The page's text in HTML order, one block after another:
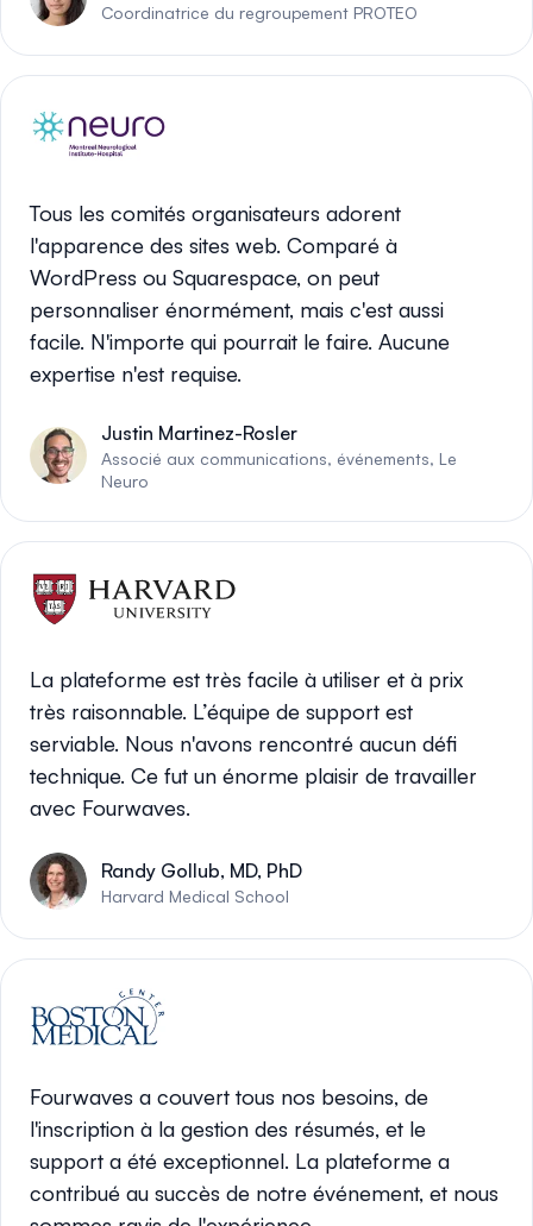
Coordinatrice du regroupement PROTEO
Tous les comités organisateurs adorent
l'apparence des sites web. Comparé à
WordPress ou Squarespace, on peut
personnaliser énormément, mais c'est aussi
facile. N'importe qui pourrait le faire. Aucune
expertise n'est requise.
Justin Martinez-Rosler
Associé aux communications, événements, Le
Neuro
La plateforme est très facile à utiliser et à prix
très raisonnable. L’équipe de support est
serviable. Nous n'avons rencontré aucun défi
technique. Ce fut un énorme plaisir de travailler
avec Fourwaves.
Randy Gollub, MD, PhD
Harvard Medical School
Fourwaves a couvert tous nos besoins, de
l'inscription à la gestion des résumés, et le
support a été exceptionnel. La plateforme a
contribué au succès de notre événement, et nous